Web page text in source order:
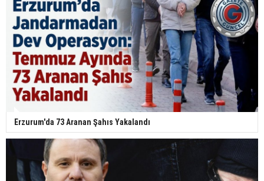
Erzurum'da 73 Aranan Şahıs Yakalandı